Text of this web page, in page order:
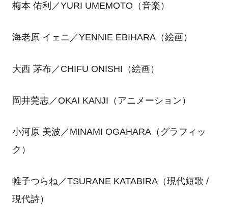
梅本 佑利／YURI UMEMOTO（音楽）
海老原 イェニ／YENNIE EBIHARA（絵画）
大西 茅布／CHIFU ONISHI（絵画）
岡井莞志／OKAI KANJI（アニメーション）
小河原 美波／MINAMI OGAHARA（グラフィッ
ク）
帷子つらね／TSURANE KATABIRA（現代短歌 /
現代詩）